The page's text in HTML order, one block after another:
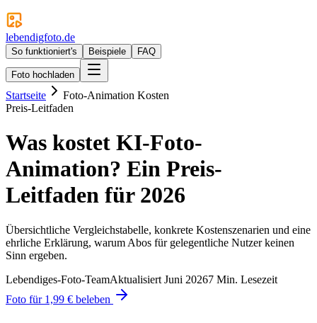
lebendigfoto.de
So funktioniert's Beispiele FAQ
Foto hochladen
Startseite
Foto-Animation Kosten
Preis-Leitfaden
Was kostet KI-Foto-
Animation? Ein Preis-
Leitfaden für 2026
Übersichtliche Vergleichstabelle, konkrete Kostenszenarien und eine
ehrliche Erklärung, warum Abos für gelegentliche Nutzer keinen
Sinn ergeben.
Lebendiges-Foto-TeamAktualisiert Juni 20267 Min. Lesezeit
Foto für 1,99 € beleben